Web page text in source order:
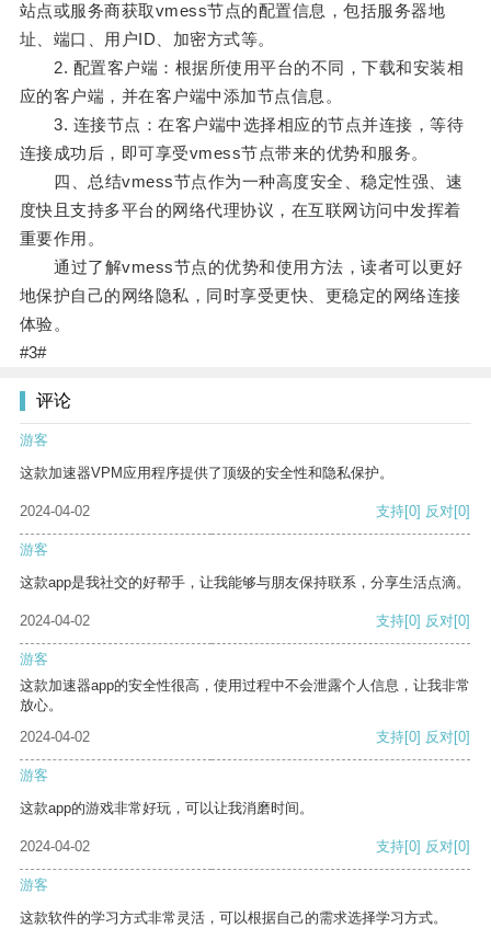
站点或服务商获取vmess节点的配置信息，包括服务器地
址、端口、用户ID、加密方式等。
2. 配置客户端：根据所使用平台的不同，下载和安装相
应的客户端，并在客户端中添加节点信息。
3. 连接节点：在客户端中选择相应的节点并连接，等待
连接成功后，即可享受vmess节点带来的优势和服务。
四、总结vmess节点作为一种高度安全、稳定性强、速
度快且支持多平台的网络代理协议，在互联网访问中发挥着
重要作用。
通过了解vmess节点的优势和使用方法，读者可以更好
地保护自己的网络隐私，同时享受更快、更稳定的网络连接
体验。
#3#
评论
游客
这款加速器VPM应用程序提供了顶级的安全性和隐私保护。
2024-04-02 支持[0] 反对[0]
游客
这款app是我社交的好帮手，让我能够与朋友保持联系，分享生活点滴。
2024-04-02 支持[0] 反对[0]
游客
这款加速器app的安全性很高，使用过程中不会泄露个人信息，让我非常
放心。
2024-04-02
支持[0] 反对[0]
游客
这款app的游戏非常好玩，可以让我消磨时间。
2024-04-02 支持[0] 反对[0]
游客
这款软件的学习方式非常灵活，可以根据自己的需求选择学习方式。